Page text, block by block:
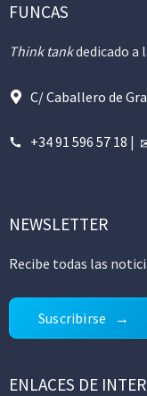
FUNCAS
Think tankdedicado a
C/ Caballero de
+34 91 596 57 18 |
NEWSLETTER
Recibe todas las
Suscribirse
ENLACES DE